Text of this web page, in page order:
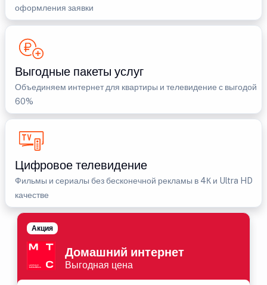
оформления заявки
Выгодные пакеты услуг
Объединяем интернет для квартиры и телевидение с выгодой
60%
Цифровое телевидение
Фильмы и сериалы без бесконечной рекламы в 4К и Ultra HD
качестве
Домашний интернет
Выгодная цена
Акция